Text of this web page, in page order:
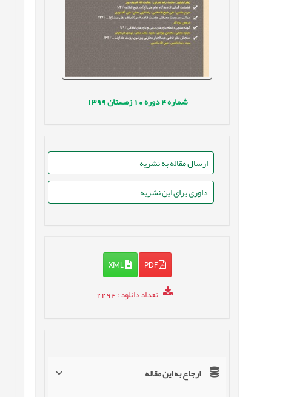
شماره4 دوره زمستان1399
ارسال مقاله به نشریه
داوری برای این نشریه
PDF
XML
تعداد دانلود: 2294
ارجاع به این مقاله